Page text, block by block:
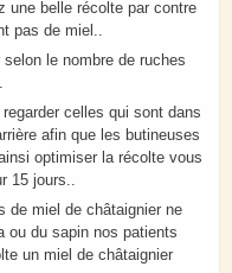
une belle récolte par contre
pas de miel..
le nombre de ruches
celles qui sont dans
afin que les butineuses
optimiser la récolte vous
15 jours..
de miel de châtaignier ne
ou du sapin nos patients
un miel de châtaignier